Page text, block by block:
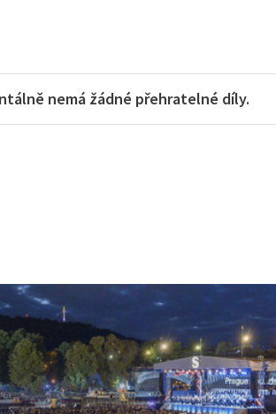
nemá žádné přehratelné díly.